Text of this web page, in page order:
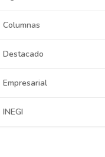
Columnas
Destacado
Empresarial
INEGI